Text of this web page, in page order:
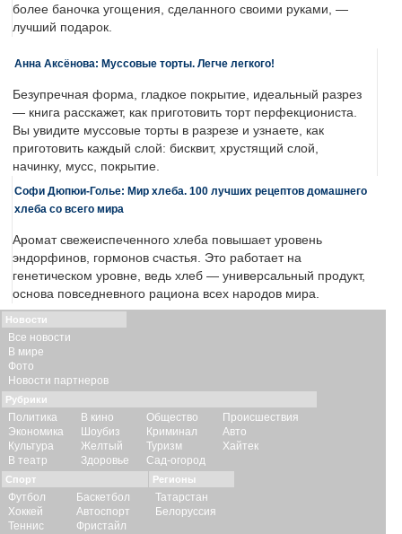
более баночка угощения, сделанного своими руками, —
лучший подарок.
Анна Аксёнова: Муссовые торты. Легче легкого!
Безупречная форма, гладкое покрытие, идеальный разрез
— книга расскажет, как приготовить торт перфекциониста.
Вы увидите муссовые торты в разрезе и узнаете, как
приготовить каждый слой: бисквит, хрустящий слой,
начинку, мусс, покрытие.
Софи Дюпюи-Голье: Мир хлеба. 100 лучших рецептов домашнего
хлеба со всего мира
Аромат свежеиспеченного хлеба повышает уровень
эндорфинов, гормонов счастья. Это работает на
генетическом уровне, ведь хлеб — универсальный продукт,
основа повседневного рациона всех народов мира.
Новости
Все новости
В мире
Фото
Новости партнеров
Рубрики
Политика
Экономика
Культура
В театр
В кино
Шоубиз
Желтый
Здоровье
Общество
Криминал
Туризм
Сад-огород
Происшествия
Авто
Хайтек
Спорт
Футбол
Хоккей
Теннис
Баскетбол
Автоспорт
Фристайл
Регионы
Татарстан
Белоруссия